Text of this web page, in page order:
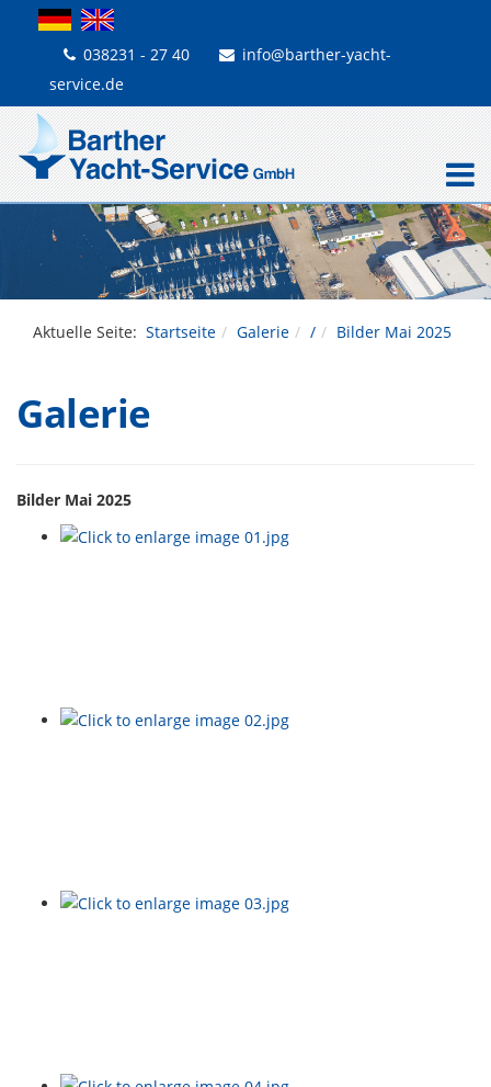
038231 - 27 40
info@barther-yacht-
service.de
Aktuelle Seite: Startseite Galerie / Bilder Mai 2025
Galerie
Bilder Mai 2025